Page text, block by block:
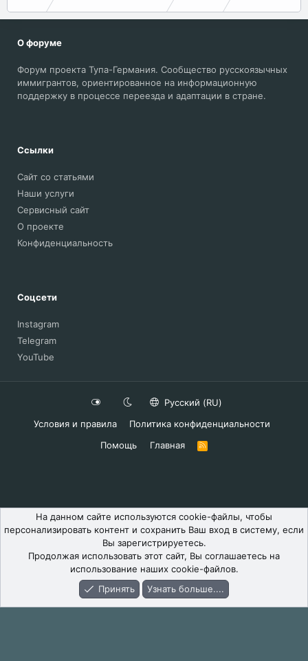
О форуме
Форум проекта Тупа-Германия. Сообщество русскоязычных
иммигрантов, ориентированное на информационную
поддержку в процессе переезда и адаптации в стране.
Ссылки
Сайт со статьями
Наши услуги
Сервисный сайт
О проекте
Конфиденциальность
Соцсети
Instagram
Telegram
YouTube
Русский (RU)
Условия и правила
Политика конфиденциальности
Помощь
Главная
R
S
Что Нового Вход Регистрация
На данном сайте используются cookie-файлы, чтобы
персонализировать контент и сохранить Ваш вход в систему, если
Вы зарегистрируетесь.
Продолжая использовать этот сайт, Вы соглашаетесь на
использование наших cookie-файлов.
Принять
Узнать больше....